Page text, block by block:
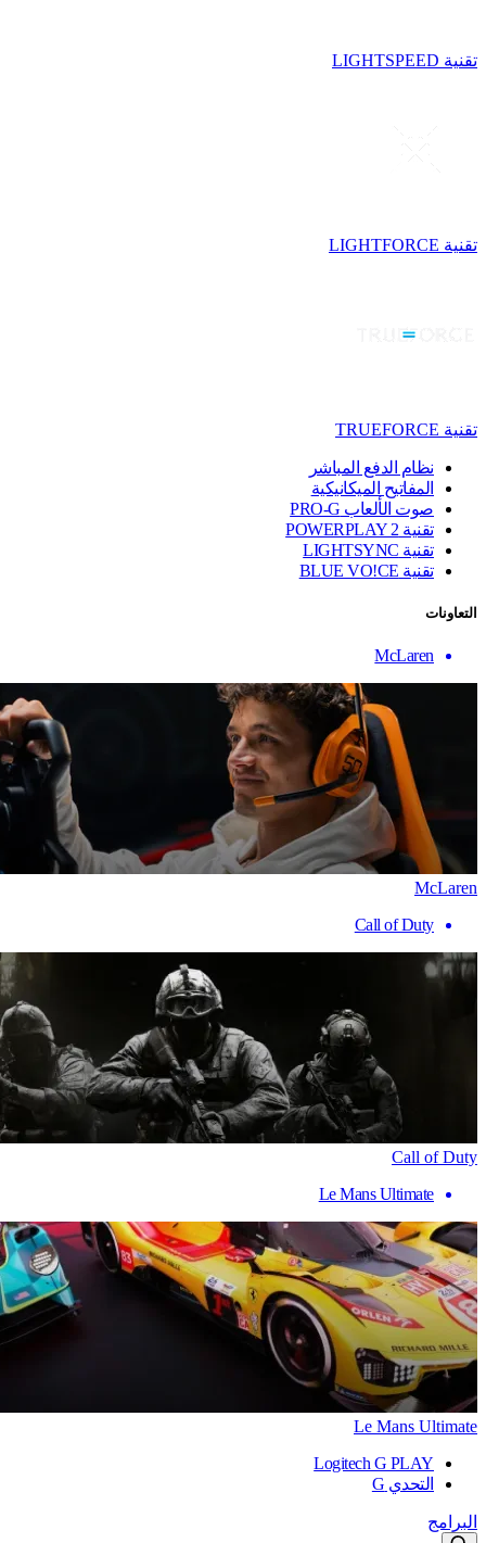
تقنية LIGHTSPEED
تقنية LIGHTFORCE
تقنية TRUEFORCE
نظام الدفع المباشر
المفاتيح الميكانيكية
صوت الألعاب PRO-G
تقنية ‏POWERPLAY 2
تقنية LIGHTSYNC
تقنية BLUE VO!CE
التعاونات
McLaren
McLaren
Call of Duty
Call of Duty
Le Mans Ultimate
Le Mans Ultimate
Logitech G PLAY
التحدي G
البرامج